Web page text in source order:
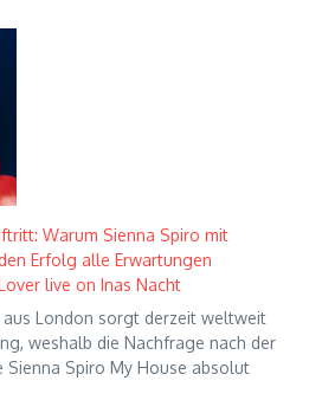
Warum Sienna Spiro mit
Erfolg alle Erwartungen
live on Inas Nacht
London sorgt derzeit weltweit
weshalb die Nachfrage nach der
Sienna Spiro My House absolut